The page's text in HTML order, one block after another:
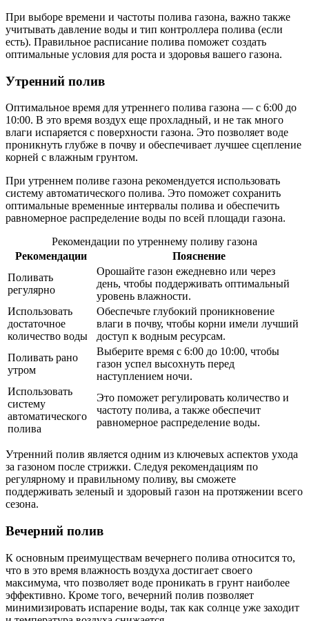
При выборе времени и частоты полива газона, важно также
учитывать давление воды и тип контроллера полива (если
есть). Правильное расписание полива поможет создать
оптимальные условия для роста и здоровья вашего газона.
Утренний полив
Оптимальное время для утреннего полива газона — с 6:00 до
10:00. В это время воздух еще прохладный, и не так много
влаги испаряется с поверхности газона. Это позволяет воде
проникнуть глубже в почву и обеспечивает лучшее сцепление
корней с влажным грунтом.
При утреннем поливе газона рекомендуется использовать
систему автоматического полива. Это поможет сохранить
оптимальные временные интервалы полива и обеспечить
равномерное распределение воды по всей площади газона.
Рекомендации по утреннему поливу газона
Рекомендации
Пояснение
Поливать
регулярно
Орошайте газон ежедневно или через
день, чтобы поддерживать оптимальный
уровень влажности.
Использовать
достаточное
количество воды
Обеспечьте глубокий проникновение
влаги в почву, чтобы корни имели лучший
доступ к водным ресурсам.
Поливать рано
утром
Выберите время с 6:00 до 10:00, чтобы
газон успел высохнуть перед
наступлением ночи.
Использовать
систему
автоматического
полива
Это поможет регулировать количество и
частоту полива, а также обеспечит
равномерное распределение воды.
Утренний полив является одним из ключевых аспектов ухода
за газоном после стрижки. Следуя рекомендациям по
регулярному и правильному поливу, вы сможете
поддерживать зеленый и здоровый газон на протяжении всего
сезона.
Вечерний полив
К основным преимуществам вечернего полива относится то,
что в это время влажность воздуха достигает своего
максимума, что позволяет воде проникать в грунт наиболее
эффективно. Кроме того, вечерний полив позволяет
минимизировать испарение воды, так как солнце уже заходит